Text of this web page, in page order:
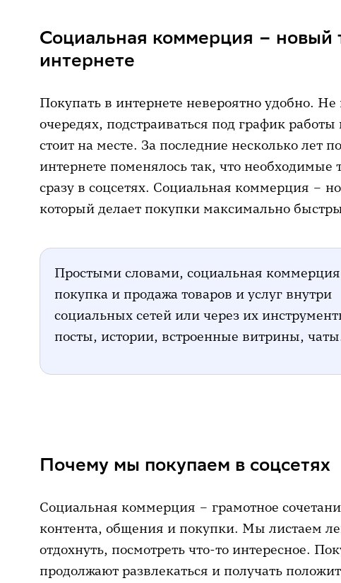
Удобно, быстро, интересно:
коммерции
Как защитить себя онлайн и офлайн
Что делать, если вы неудачно
сети
Подводим итоги
Социальная коммерция – новый
интернете
Покупать в интернете невероятно удобно. Не
очередях, подстраиваться под график
стоит на месте. За последние несколько лет
интернете поменялось так, что
сразу в соцсетях. Социальная коммерция –
который делает покупки максимально
Простыми словами, социальная
покупка и продажа товаров и услуг внутри
социальных сетей или через их
посты, истории, встроенные витрины,
Почему мы покупаем в соцсетях
Социальная коммерция – грамотное
контента, общения и покупки. Мы листаем
отдохнуть, посмотреть что-то интересное.
продолжают развлекаться и получать